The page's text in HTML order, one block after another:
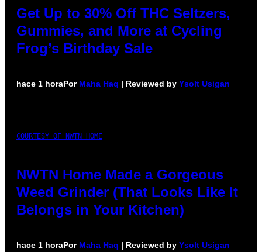
Get Up to 30% Off THC Seltzers,
Gummies, and More at Cycling
Frog’s Birthday Sale
hace 1 horaPor Maha Haq | Reviewed by Ysolt Usigan
COURTESY OF NWTN HOME
NWTN Home Made a Gorgeous
Weed Grinder (That Looks Like It
Belongs in Your Kitchen)
hace 1 horaPor Maha Haq | Reviewed by Ysolt Usigan